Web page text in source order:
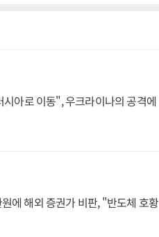
아로 이동", 우크라이나의 공격에
에 해외 증권가 비판, "반도체 호황